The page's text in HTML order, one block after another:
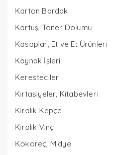
Karton Bardak
Kartuş, Toner Dolumu
Kasaplar, Et ve Et Ürünleri
Kaynak İşleri
Keresteciler
Kırtasiyeler, Kitabevleri
Kiralık Kepçe
Kiralık Vinç
Kokoreç, Midye